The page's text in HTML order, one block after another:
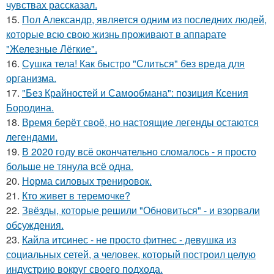
чувствах рассказал.
15. Пол Александр, является одним из последних людей,
которые всю свою жизнь проживают в аппарате
"Железные Лёгкие".
16. Сушка тела! Как быстро "Слиться" без вреда для
организма.
17. "Без Крайностей и Самообмана": позиция Ксения
Бородина.
18. Время берёт своё, но настоящие легенды остаются
легендами.
19. В 2020 году всё окончательно сломалось - я просто
больше не тянула всё одна.
20. Норма силовых тренировок.
21. Кто живет в теремочке?
22. Звёзды, которые решили "Обновиться" - и взорвали
обсуждения.
23. Кайла итсинес - не просто фитнес - девушка из
социальных сетей, а человек, который построил целую
индустрию вокруг своего подхода.